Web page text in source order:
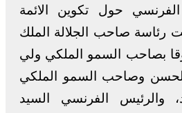
حول تكوين الائمة
رئاسة صاحب الجلالة الملك
بصاحب السمو الملكي ولي
الحسن وصاحب السمو الملكي
والرئيس الفرنسي السيد